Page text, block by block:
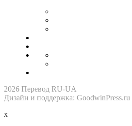
2026 Перевод RU-UA
Дизайн и поддержка: GoodwinPress.ru
x